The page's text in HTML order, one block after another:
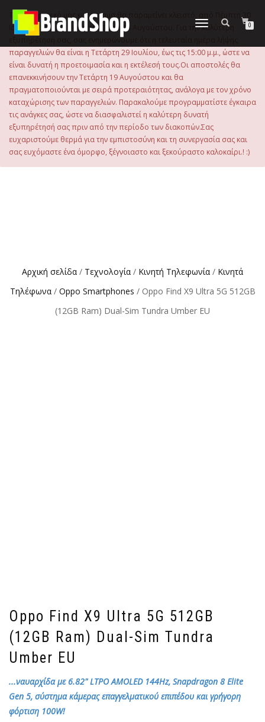
περιεχόμενο
Εναλλαγή
0
Το ηλεκτρονικό μας κατάστημα θα παραμείνει κλειστό, από Πέμπτη 30
Ιουλίου 2026 μέχρι και την Τρίτη 18 Αυγούστου. Για την καλύτερη
εξυπηρέτησή σας, σας ενημερώνουμε ότι η τελευταία ημέρα λήψης
παραγγελιών θα είναι η Τετάρτη 29 Ιουλίου, έως τις 15:00 μ.μ., ώστε να
είναι δυνατή η προετοιμασία και η εκτέλεσή τους.Οι αποστολές θα
επανεκκινήσουν την Τετάρτη 19 Αυγούστου και θα
πραγματοποιούνται με σειρά προτεραιότητας, ανάλογα με τον χρόνο
καταχώρισης των παραγγελιών. Παρακαλούμε προγραμματίστε έγκαιρα
τις ανάγκες σας, ώστε να διασφαλιστεί η καλύτερη δυνατή
εξυπηρέτησή σας πριν από την περίοδο των διακοπών.Σας
ευχαριστούμε θερμά για την εμπιστοσύνη και τη συνεργασία σας και
σας ευχόμαστε ένα όμορφο, ξέγνοιαστο και ξεκούραστο καλοκαίρι.! :)
Αρχική σελίδα / Τεχνολογία / Κινητή Τηλεφωνία / Κινητά
Τηλέφωνα/ Oppo Smartphones / Oppo Find X9 Ultra 5G 512GB
(12GB Ram) Dual-Sim Tundra Umber EU
Oppo Find X9 Ultra 5G 512GB
(12GB Ram) Dual-Sim Tundra
Umber EU
...ναυαρχίδα με 6.82" LTPO AMOLED 144Hz, Snapdragon 8 Elite
Gen 5, σύστημα κάμερας επαγγελματικού επιπέδου και γρήγορη
φόρτιση 100W!